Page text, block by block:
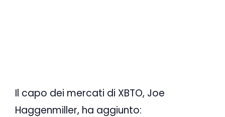
Il capo dei mercati di XBTO, Joe
Haggenmiller, ha aggiunto: